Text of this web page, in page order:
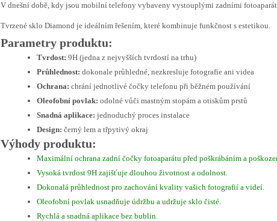
V dnešní době, kdy jsou mobilní telefony vybaveny vystouplými zadními
Tvrzené sklo Diamond je ideálním řešením, které kombinuje funkčnost s estetikou.
Parametry produktu:
Tvrdost: 9H (jedna z nejvyšších tvrdostí na trhu)
Průhlednost: dokonale průhledné, nezkresluje fotografie ani videa
Ochrana: chrání jednotlivé čočky telefonu při běžném používání
Oleofobní povlak: odolné vůči mastným stopám a otiskům prstů
Snadná aplikace: jednoduchý proces instalace
Design: černý lem a třpytivý okraj
Výhody produktu:
Maximální ochrana zadní čočky fotoaparátu před poškrábáním a
Vysoká tvrdost 9H zajišťuje dlouhou životnost a odolnost.
Dokonalá průhlednost pro zachování kvality vašich fotografií a videí.
Oleofobní povlak usnadňuje údržbu a udržuje sklo čisté.
Rychlá a snadná aplikace bez bublin.